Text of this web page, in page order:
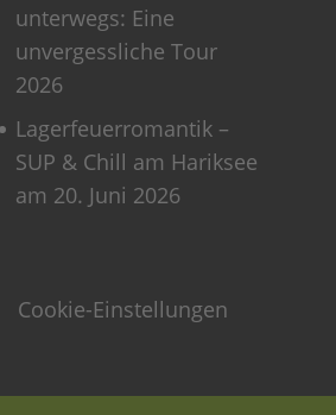
unterwegs: Eine
unvergessliche Tour
2026
Lagerfeuerromantik –
SUP & Chill am Hariksee
am 20. Juni 2026
Cookie-Einstellungen